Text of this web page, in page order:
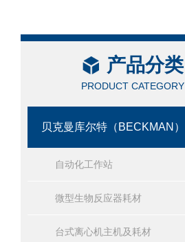
产品分类
PRODUCT CATEGORY
贝克曼库尔特（BECKMAN）
自动化工作站
微型生物反应器耗材
台式离心机主机及耗材